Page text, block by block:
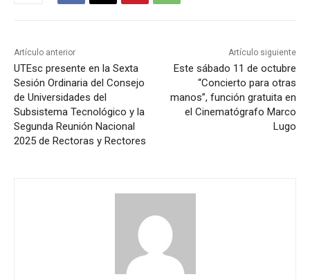
Artículo anterior
UTEsc presente en la Sexta
Sesión Ordinaria del Consejo
de Universidades del
Subsistema Tecnológico y la
Segunda Reunión Nacional
2025 de Rectoras y Rectores
Artículo siguiente
Este sábado 11 de octubre
“Concierto para otras
manos”, función gratuita en
el Cinematógrafo Marco
Lugo